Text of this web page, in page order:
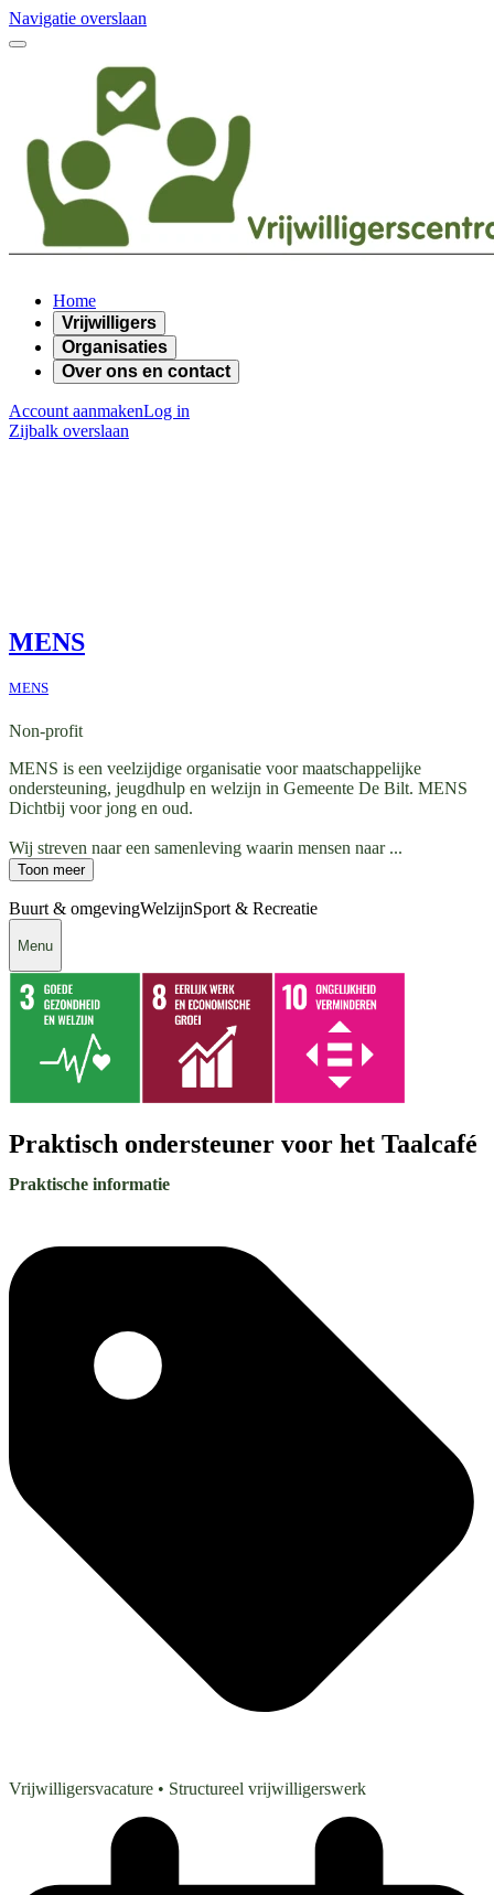
Navigatie overslaan
Home
Vrijwilligers
Organisaties
Over ons en contact
Account aanmakenLog in
Zijbalk overslaan
MENS
MENS
Non-profit
MENS is een veelzijdige organisatie voor maatschappelijke
ondersteuning, jeugdhulp en welzijn in Gemeente De Bilt. MENS
Dichtbij voor jong en oud.
Wij streven naar een samenleving waarin mensen naar ...
Toon meer
Buurt & omgevingWelzijnSport & Recreatie
Menu
Praktisch ondersteuner voor het Taalcafé
Praktische informatie
Vrijwilligersvacature • Structureel vrijwilligerswerk